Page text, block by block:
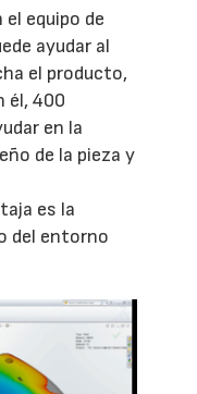
equipo de
ayudar al
el producto,
él, 400
en la
de la pieza y
es la
del entorno